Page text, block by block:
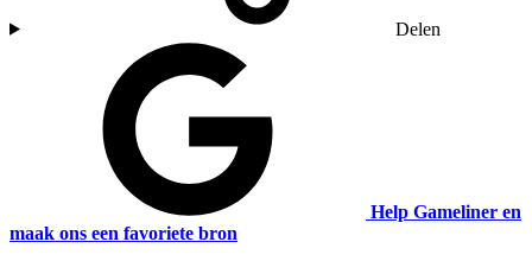
Delen
Help Gameliner en
maak ons een favoriete bron